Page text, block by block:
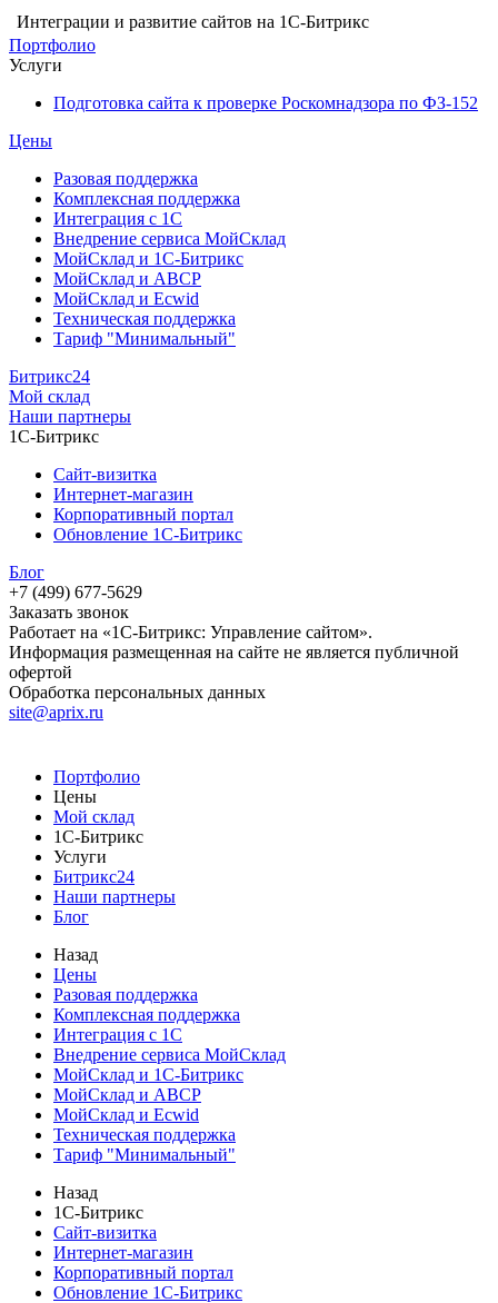
Интеграции и развитие сайтов на 1С-Битрикс
Портфолио
Услуги
Подготовка сайта к проверке Роскомнадзора по ФЗ-152
Цены
Разовая поддержка
Комплексная поддержка
Интеграция с 1С
Внедрение сервиса МойСклад
МойСклад и 1С-Битрикс
МойСклад и ABCP
МойСклад и Ecwid
Техническая поддержка
Тариф "Минимальный"
Битрикс24
Мой склад
Наши партнеры
1С-Битрикс
Сайт-визитка
Интернет-магазин
Корпоративный портал
Обновление 1С-Битрикс
Блог
+7 (499) 677-5629
Заказать звонок
Работает на «1С-Битрикс: Управление сайтом».
Информация размещенная на сайте не является публичной
офертой
Обработка персональных данных
site@aprix.ru
Портфолио
Цены
Мой склад
1С-Битрикс
Услуги
Битрикс24
Наши партнеры
Блог
Назад
Цены
Разовая поддержка
Комплексная поддержка
Интеграция с 1С
Внедрение сервиса МойСклад
МойСклад и 1С-Битрикс
МойСклад и ABCP
МойСклад и Ecwid
Техническая поддержка
Тариф "Минимальный"
Назад
1С-Битрикс
Сайт-визитка
Интернет-магазин
Корпоративный портал
Обновление 1С-Битрикс